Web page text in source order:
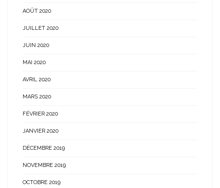
AOÛT 2020
JUILLET 2020
JUIN 2020
MAI 2020
AVRIL 2020
MARS 2020
FÉVRIER 2020
JANVIER 2020
DÉCEMBRE 2019
NOVEMBRE 2019
OCTOBRE 2019